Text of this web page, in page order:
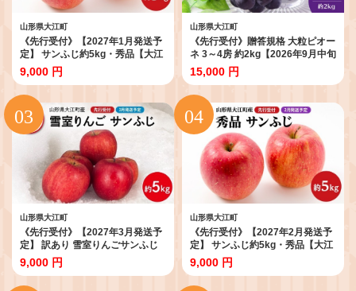
山形県大江町
《先行受付》【2027年1月発送予
定】 サンふじ約5kg・秀品【大江
町産・山形りんご・大地農産】
【028-026】
9,000 円
山形県大江町
《先行受付》贈答規格 大粒ピオー
ネ 3～4房 約2kg【2026年9月中旬
頃～発送予定】【山形ぶどう・大
江町産・小林葡萄園】 【024-
002】
15,000 円
山形県大江町
《先行受付》【2027年3月発送予
定】 訳あり 雪室りんごサンふじ
約5kg【大江町産・山形りんご・
大地農産】 【028-033】
9,000 円
山形県大江町
《先行受付》【2027年2月発送予
定】 サンふじ約5kg・秀品【大江
町産・山形りんご・大地農産】
【028-030】
9,000 円